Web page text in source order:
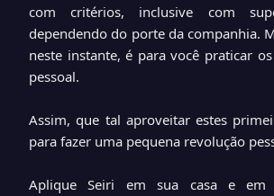
com critérios, inclusive com
dependendo do porte da companhia.
neste instante, é para você praticar
pessoal.
Assim, que tal aproveitar estes
para fazer uma pequena revolução
Aplique Seiri em sua casa e em